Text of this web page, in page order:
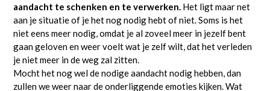
aandacht te schenken en te verwerken. Het ligt maar net
aan je situatie of je het nog nodig hebt of niet. Soms is het
niet eens meer nodig, omdat je al zoveel meer in jezelf bent
gaan geloven en weer voelt wat je zelf wilt, dat het verleden
je niet meer in de weg zal zitten.
Mocht het nog wel de nodige aandacht nodig hebben, dan
zullen we weer naar de onderliggende emoties kijken. Wat